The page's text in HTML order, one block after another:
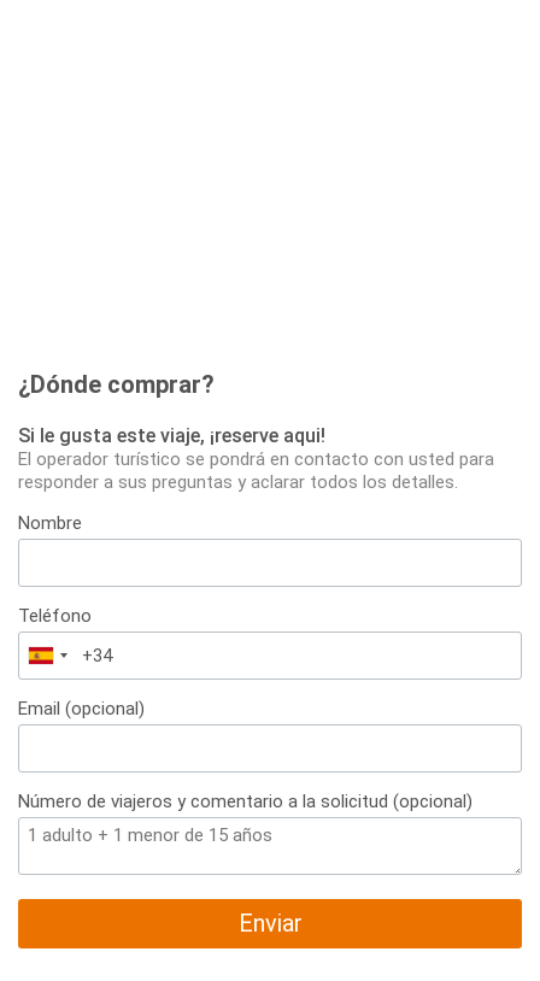
¿Dónde comprar?
Si le gusta este viaje, ¡reserve aqui!
El operador turístico se pondrá en contacto con usted para
responder a sus preguntas y aclarar todos los detalles.
Nombre
Teléfono
España
+34
Email (opcional)
Número de viajeros y comentario a la solicitud (opcional)
Enviar